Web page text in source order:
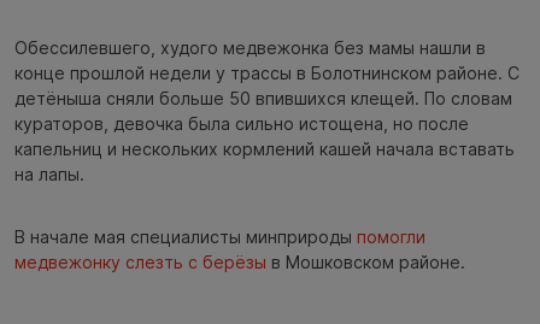
Обессилевшего, худого медвежонка без мамы нашли в
конце прошлой недели у трассы в Болотнинском районе. С
детёныша сняли больше 50 впившихся клещей. По словам
кураторов, девочка была сильно истощена, но после
капельниц и нескольких кормлений кашей начала вставать
на лапы.
В начале мая специалисты минприроды помогли
медвежонку слезть с берёзы в Мошковском районе.